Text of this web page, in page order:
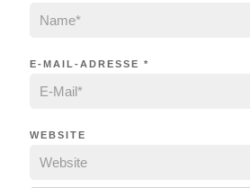
E-MAIL-ADRESSE *
WEBSITE